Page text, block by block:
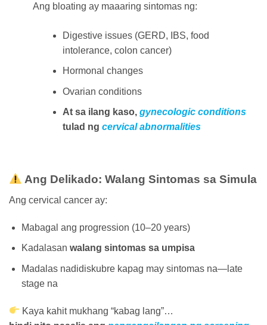
Ang bloating ay maaaring sintomas ng:
Digestive issues (GERD, IBS, food
intolerance, colon cancer)
Hormonal changes
Ovarian conditions
At sa ilang kaso, gynecologic conditions
tulad ng cervical abnormalities
Ang Delikado: Walang Sintomas sa Simula
Ang cervical cancer ay:
Mabagal ang progression (10–20 years)
Kadalasan walang sintomas sa umpisa
Madalas nadidiskubre kapag may sintomas na—late
stage na
Kaya kahit mukhang “kabag lang”…